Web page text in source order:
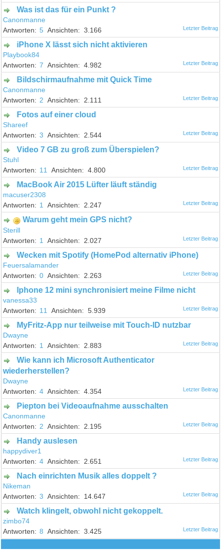
Was ist das für ein Punkt ?
Canonmanne
5
3.166
iPhone X lässt sich nicht aktivieren
Playbook84
7
4.982
Bildschirmaufnahme mit Quick Time
Canonmanne
2
2.111
Fotos auf einer cloud
Shareef
3
2.544
Video 7 GB zu groß zum Überspielen?
Stuhl
11
4.800
MacBook Air 2015 Lüfter läuft ständig
macuser2308
1
2.247
Warum geht mein GPS nicht?
Sterill
1
2.027
Wecken mit Spotify (HomePod alternativ iPhone)
Feuersalamander
0
2.263
Iphone 12 mini synchronisiert meine Filme nicht
vanessa33
11
5.939
MyFritz-App nur teilweise mit Touch-ID nutzbar
Dwayne
1
2.883
Wie kann ich Microsoft Authenticator
wiederherstellen?
Dwayne
4
4.354
Piepton bei Videoaufnahme ausschalten
Canonmanne
2
2.195
Handy auslesen
happydiver1
4
2.651
Nach einrichten Musik alles doppelt ?
Nikeman
3
14.647
Watch klingelt, obwohl nicht gekoppelt.
zimbo74
8
3.425